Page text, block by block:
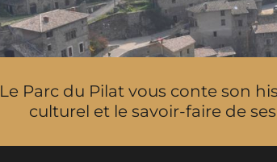
Le Parc du Pilat vous conte son
culturel et le savoir-faire de